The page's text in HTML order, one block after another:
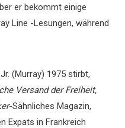
er bekommt einige
Line -Lesungen, während
(Murray) 1975 stirbt,
Versand der Freiheit,
-Sähnliches Magazin,
Expats in Frankreich